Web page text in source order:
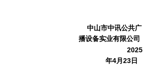
中山市中讯公共广
播设备实业有限公司
2025
年4月 23日